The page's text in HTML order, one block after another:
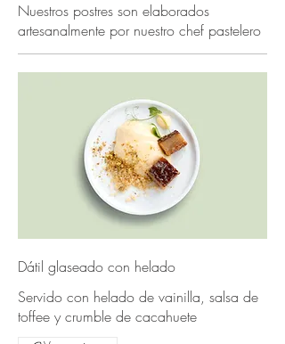
Nuestros postres son elaborados
artesanalmente por nuestro chef pastelero
Dátil glaseado con helado
Servido con helado de vainilla, salsa de
toffee y crumble de cacahuete